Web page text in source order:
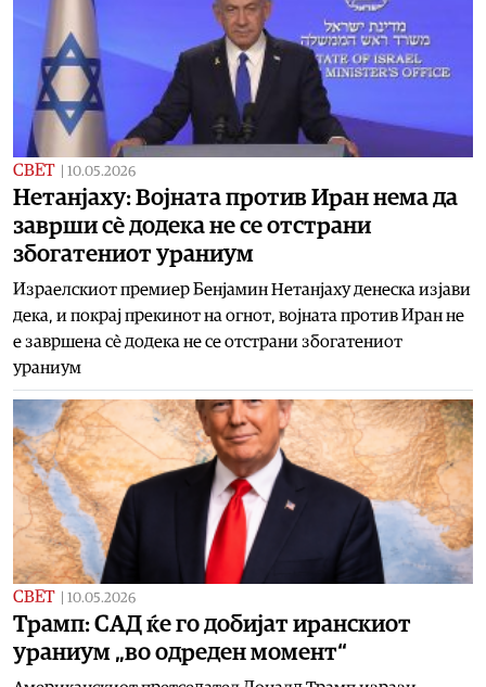
СВЕТ 10.05.2026
Нетанјаху: Војната против Иран нема да
заврши сè додека не се отстрани
збогатениот ураниум
Израелскиот премиер Бенјамин Нетанјаху денеска изјави
дека, и покрај прекинот на огнот, војната против Иран не
е завршена сè додека не се отстрани збогатениот
ураниум
СВЕТ 10.05.2026
Трамп: САД ќе го добијат иранскиот
ураниум „во одреден момент“